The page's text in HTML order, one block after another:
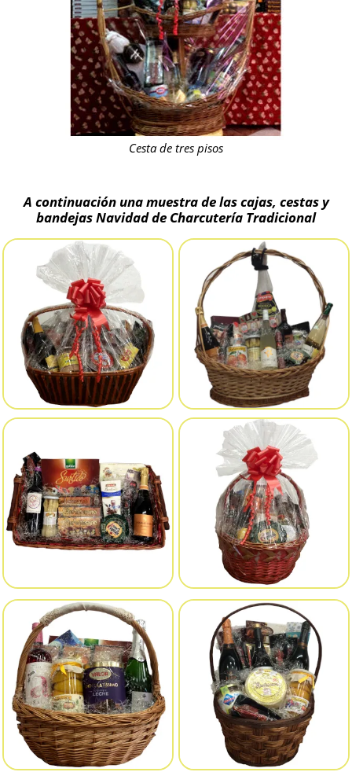
Cesta de tres pisos
A continuación una muestra de las cajas, cestas y
bandejas Navidad de Charcutería Tradicional